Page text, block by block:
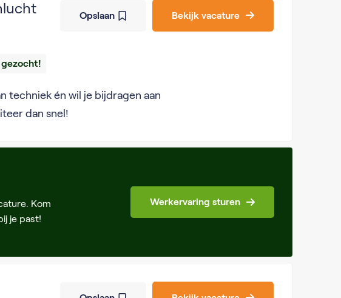
techniek én wil je bijdragen aan
dan snel!
Opslaan Bekijk vacature
Kom
je past!
Werkervaring sturen